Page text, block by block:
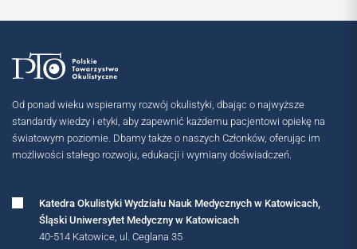
Od ponad wieku wspieramy rozwój okulistyki, dbając o najwyższe
standardy wiedzy i etyki, aby zapewnić każdemu pacjentowi opiekę na
światowym poziomie. Dbamy także o naszych Członków, oferując im
możliwości stałego rozwoju, edukacji i wymiany doświadczeń.
Katedra Okulistyki Wydziału Nauk Medycznych w Katowicach,
Śląski Uniwersytet Medyczny w Katowicach
40-514 Katowice, ul. Ceglana 35